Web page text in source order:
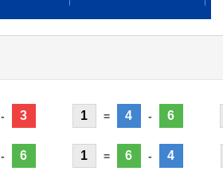
- 3
- 6
1 = 4 - 6
1 = 6 - 4